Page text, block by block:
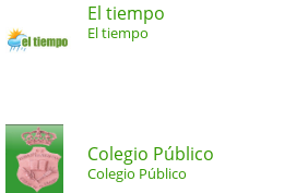
El tiempo
El tiempo
Colegio Público
Colegio Público